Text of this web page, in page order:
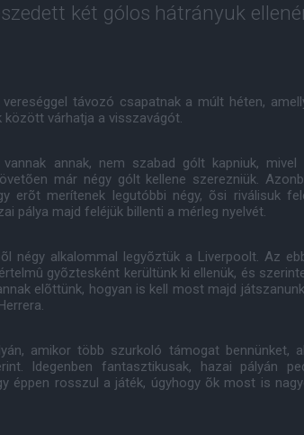
két gólos hátrányuk
távozó csapatnak a múlt héten,
között várhatja a visszavágót.
annak, nem szabad gólt kapniuk, mivel
már négy gólt kellene szerezniük.
erõt merítenek legutóbbi négy, õsi riválisuk
pálya majd feléjük billenti a mérleg nyelvét.
négy alkalommal legyõztük a Liverpoolt. Az
gyõztesként kerültünk ki ellenük, és
elõttünk, hogyan is kell most majd
amikor több szurkoló támogat bennünket,
Idegenben fantasztikusak, hazai pályán
éppen rosszul a játék, úgyhogy õk most is